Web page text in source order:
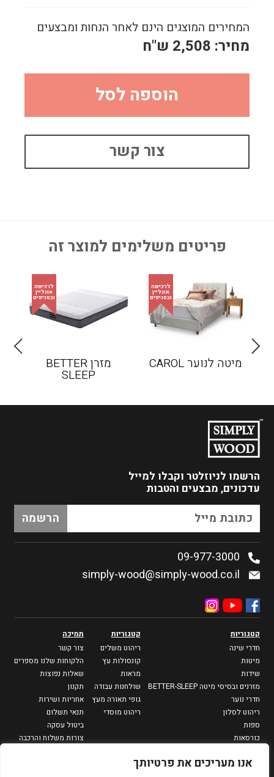
אנו מעריכים את פרטיותך
המחירים המוצגים הינם לאחר הנחות ומבצעים
מחיר: 2,508 ש"ח
הוספה לסל
צור קשר
פריטים משלימים למוצר זה
מיטה לנוער CAROL מזרן BETTER
SLEEP
הרשמו לניוזלטר וקבלו למייל
עדכונים, מבצעים והטבות
09-977-3000
simply-wood@simply-wood.co.il
קטגוריות
חדרי שינה
מיטות
שידות
מזרנים ובסיסי מיטה BETTER-SLEEP
חדרי נוער
ריהוט לסלון
ספות
כורסאות
שולחנות סלון
קטגוריות
ריהוט משלים
קונסולות עץ
מראות
שולחנות עבודה
גופי תאורה מעץ
ריהוט מוסדי
תמיכה
צור קשר
הלקוחות שלנו מספרים
שאלות נפוצות
תקנון
אחריות ושירות
תנאי תשלום
ביטול עסקה
צורות משלוח והרכבה